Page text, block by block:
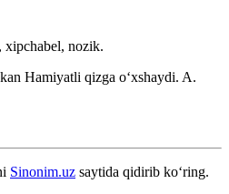
xipchabel, nozik.
Hamiyatli qizga oʻxshaydi. A.
Sinonim.uz saytida qidirib ko‘ring.